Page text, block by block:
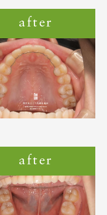
after
after